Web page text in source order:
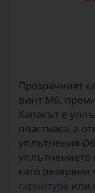
Прозрачният
винт М6,
Капакът е
пластмаса, а
уплътнения
уплътнението
като резервни
гарнитура или